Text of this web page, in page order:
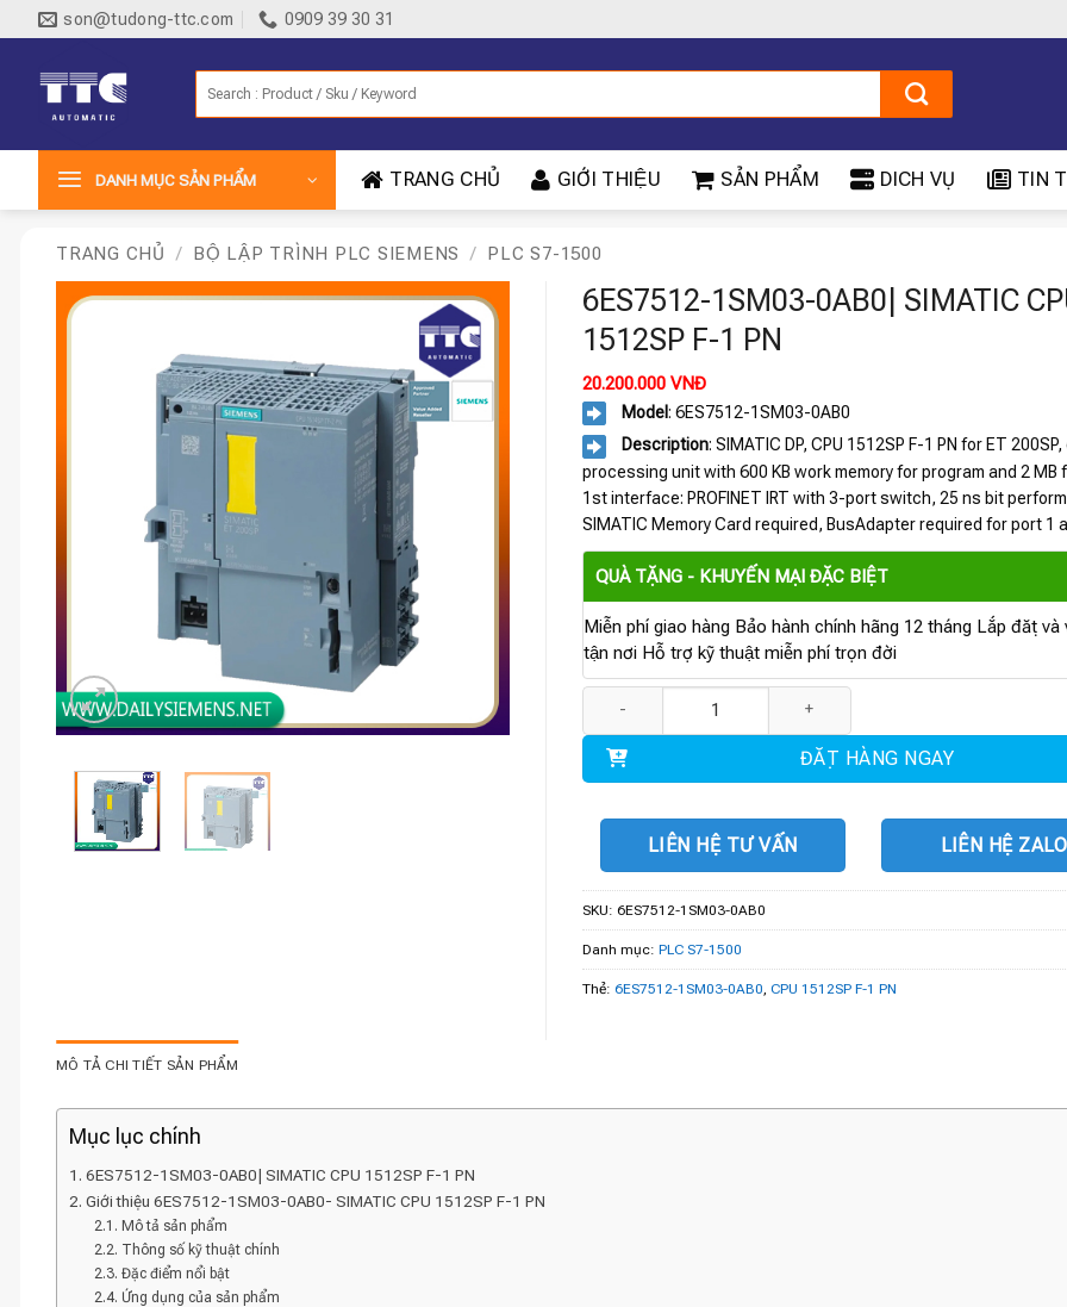
qua
son@tudong-ttc.com 0909 39 30 31
DANH MỤC SẢN PHẨM TRANG CHỦ GIỚI THIỆU SẢN PHẨM DICH VỤ TIN
TRANG CHỦ / BỘ LẬP TRÌNH PLC SIEMENS / PLC S7-1500
6ES7512-1SM03-0AB0| SIMATIC
1512SP F-1 PN
20.200.000 VNĐ
Model: 6ES7512-1SM03-0AB0
Description: SIMATIC DP, CPU 1512SP F-1 PN for ET
processing unit with 600 KB work memory for program and 2 MB
1st interface: PROFINET IRT with 3-port switch, 25 ns bit
SIMATIC Memory Card required, BusAdapter required for port 1
QUÀ TẶNG - KHUYẾN MẠI ĐẶC BIỆT
Miễn phí giao hàng Bảo hành chính hãng 12 tháng Lắp đặt và
tận nơi Hỗ trợ kỹ thuật miễn phí trọn đời
ĐẶT HÀNG NGAY
LIÊN HỆ TƯ VẤN LIÊN HỆ ZALO
SKU: 6ES7512-1SM03-0AB0
Danh mục: PLC S7-1500
Thẻ: 6ES7512-1SM03-0AB0 CPU 1512SP F-1 PN
MÔ TẢ CHI TIẾT SẢN PHẨM
Mục lục chính
6ES7512-1SM03-0AB0| SIMATIC CPU 1512SP F-1 PN
Giới thiệu 6ES7512-1SM03-0AB0- SIMATIC CPU 1512SP F-1 PN
Mô tả sản phẩm
Thông số kỹ thuật chính
Đặc điểm nổi bật
Ứng dụng của sản phẩm